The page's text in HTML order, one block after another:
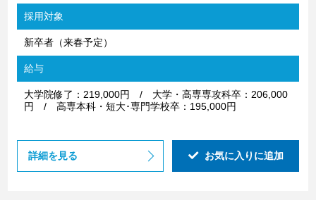
採用対象
新卒者（来春予定）
給与
大学院修了：219,000円 / 大学・高専専攻科卒：206,000
円 / 高専本科・短大･専門学校卒：195,000円
詳細を見る お気に入りに追加